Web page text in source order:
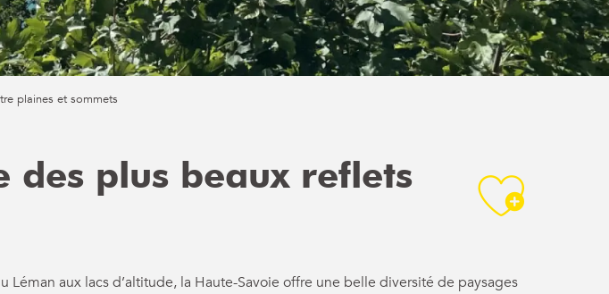
plaines et sommets
des plus beaux reflets
aux lacs d’altitude, la Haute-Savoie offre une belle diversité de paysages